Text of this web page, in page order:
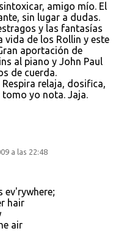
amigo mío. El
sin lugar a dudas.
y las fantasías
vida de los Rollin y este
aportación de
al piano y John Paul
de cuerda.
relaja, dosifica,
yo nota. Jaja.
a las 22:48
ev'rywhere;
hair
air